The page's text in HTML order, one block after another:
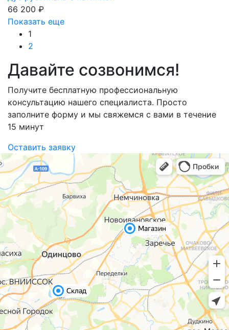
66 200 ₽
Показать еще
1
2
Давайте созвонимся!
Получите бесплатную профессиональную
консультацию нашего специалиста. Просто
заполните форму и мы свяжемся с вами в течение
15 минут
Оставить заявку